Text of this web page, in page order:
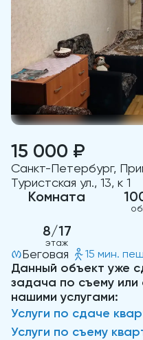
15 000 ₽
Санкт-Петербург,
Туристская ул., 13, к 1
Комната
8/17
этаж
Беговая 15 мин.
Данный объект уже
задача по съему или
нашими услугами:
Услуги по сдаче
Услуги по съему